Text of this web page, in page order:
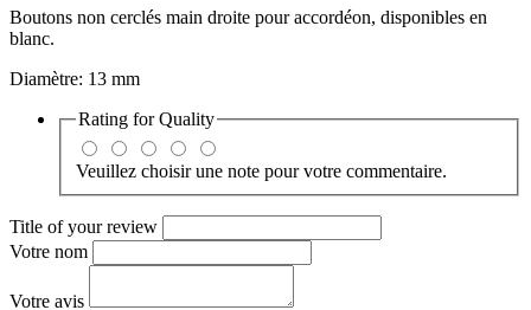
Boutons non cerclés main droite pour accordéon, disponibles en
blanc.
Diamètre: 13 mm
Rating forQuality
Veuillez choisir une note pour votre commentaire.
Title of your review
Votre nom
Votre avis